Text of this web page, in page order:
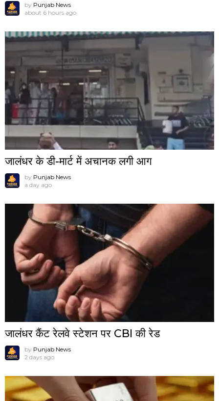
by Punjab News
about 6 hours ago
जालंधर के डी-मार्ट में अचानक लगी आग
by Punjab News
a day ago
जालंधर कैंट रेलवे स्टेशन पर CBI की रेड
by Punjab News
2 days ago